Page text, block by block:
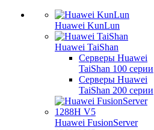
Huawei KunLun
Huawei TaiShan
Серверы Huawei
TaiShan 100 серии
Серверы Huawei
TaiShan 200 серии
Huawei FusionServer